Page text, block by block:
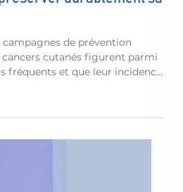
en été : les bons
campagnes de prévention